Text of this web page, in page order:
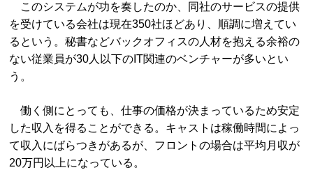
このシステムが功を奏したのか、同社のサービスの提供
を受けている会社は現在350社ほどあり、順調に増えてい
るという。秘書などバックオフィスの人材を抱える余裕の
ない従業員が30人以下のIT関連のベンチャーが多いとい
う。
働く側にとっても、仕事の価格が決まっているため安定
した収入を得ることができる。キャストは稼働時間によっ
て収入にばらつきがあるが、フロントの場合は平均月収が
20万円以上になっている。